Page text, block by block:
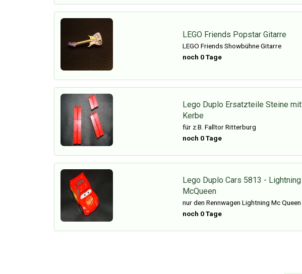
LEGO Friends Popstar Gitarre
LEGO Friends Showbühne Gitarre
noch 0 Tage
Lego Duplo Ersatzteile Steine mit
Kerbe
für z.B. Falltor Ritterburg
noch 0 Tage
Lego Duplo Cars 5813 - Lightning
McQueen
nur den Rennwagen Lightning Mc Queen
noch 0 Tage